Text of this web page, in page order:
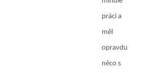
práci a
měl
opravdu
něco s